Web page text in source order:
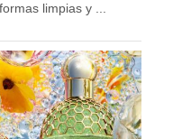
limpias y ...